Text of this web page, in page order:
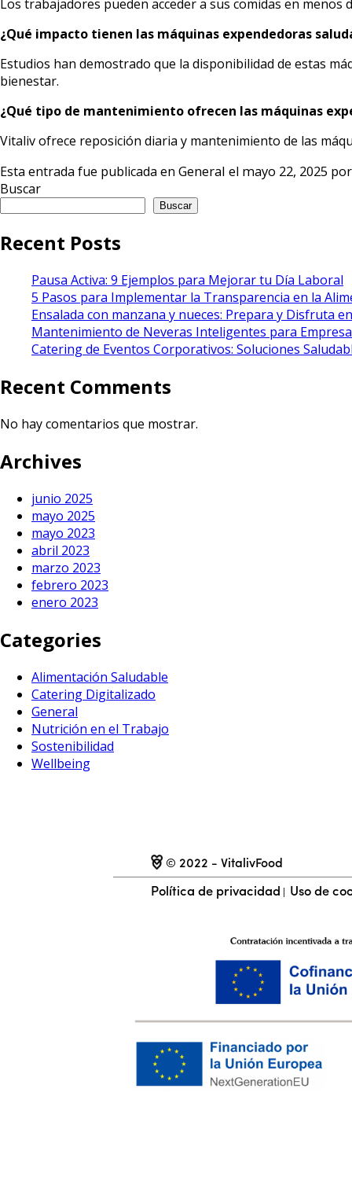
Los trabajadores pueden acceder a sus comidas en
¿Qué impacto tienen las máquinas expendedoras
Estudios han demostrado que la disponibilidad de estas
bienestar.
¿Qué tipo de mantenimiento ofrecen las máquinas
Vitaliv ofrece reposición diaria y mantenimiento de las
Esta entrada fue publicada en General el mayo 22, 2025
Buscar
Buscar
Recent Posts
Pausa Activa: 9 Ejemplos para Mejorar tu Día Laboral
5 Pasos para Implementar la Transparencia en la
Ensalada con manzana y nueces: Prepara y Disfruta
Mantenimiento de Neveras Inteligentes para
Catering de Eventos Corporativos: Soluciones
Recent Comments
No hay comentarios que mostrar.
Archives
junio 2025
mayo 2025
mayo 2023
abril 2023
marzo 2023
febrero 2023
enero 2023
Categories
Alimentación Saludable
Catering Digitalizado
General
Nutrición en el Trabajo
Sostenibilidad
Wellbeing
© 2022 - VitalivFood
Política de privacidad Uso de